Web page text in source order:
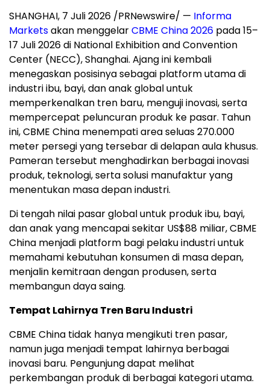
SHANGHAI, 7 Juli 2026 /PRNewswire/ — Informa
Marketsakan menggelarCBME China 2026 pada 15–
17 Juli 2026 di National Exhibition and Convention
Center (NECC), Shanghai. Ajang ini kembali
menegaskan posisinya sebagai platform utama di
industri ibu, bayi, dan anak global untuk
memperkenalkan tren baru, menguji inovasi, serta
mempercepat peluncuran produk ke pasar. Tahun
ini, CBME China menempati area seluas 270.000
meter persegi yang tersebar di delapan aula khusus.
Pameran tersebut menghadirkan berbagai inovasi
produk, teknologi, serta solusi manufaktur yang
menentukan masa depan industri.
Di tengah nilai pasar global untuk produk ibu, bayi,
dan anak yang mencapai sekitar US$88 miliar, CBME
China menjadi platform bagi pelaku industri untuk
memahami kebutuhan konsumen di masa depan,
menjalin kemitraan dengan produsen, serta
membangun daya saing.
Tempat Lahirnya Tren Baru Industri
CBME China tidak hanya mengikuti tren pasar,
namun juga menjadi tempat lahirnya berbagai
inovasi baru. Pengunjung dapat melihat
perkembangan produk di berbagai kategori utama.